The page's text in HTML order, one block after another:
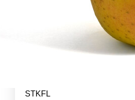
STKFL